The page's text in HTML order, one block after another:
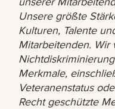
Unsere größte
Kulturen, Talente
Mitarbeitenden. Wir
Merkmale,
Veteranenstatus
Recht geschützte